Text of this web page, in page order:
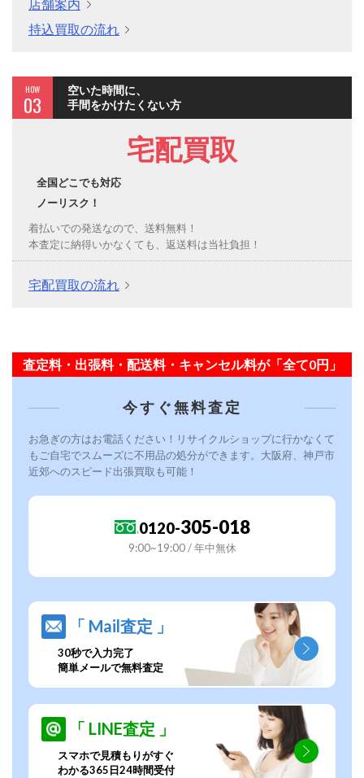
店舗案内
持込買取の流れ
HOW
03
空いた時間に、
手間をかけたくない方
宅配買取
全国どこでも対応
ノーリスク！
着払いでの発送なので、送料無料！
本査定に納得いかなくても、返送料は当社負担！
宅配買取の流れ
査定料・出張料・配送料・キャンセル料が「全て0円」
今すぐ無料査定
お急ぎの方はお電話ください！リサイクルショップに行かなくて
もご自宅でスムーズに不用品の処分ができます。大阪府、神戸市
近郊へのスピード出張買取も可能！
0120-305-018
9:00~19:00 / 年中無休
「 Mail査定 」
30秒で入力完了
簡単メールで無料査定
「 LINE査定 」
スマホで見積もりがすぐ
わかる365日24時間受付